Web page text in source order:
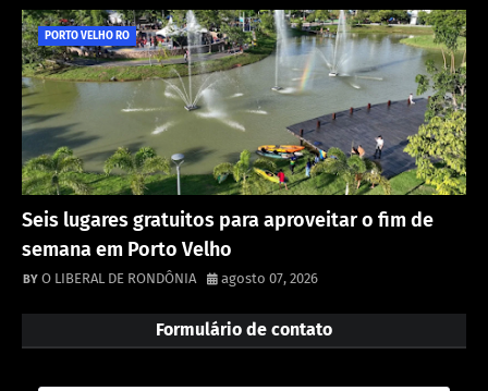
PORTO VELHO RO
Seis lugares gratuitos para aproveitar o fim de
semana em Porto Velho
O LIBERAL DE RONDÔNIA agosto 07, 2026
Formulário de contato